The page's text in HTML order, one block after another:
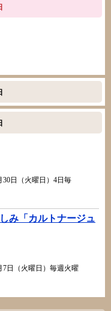
30日（火曜日）4日毎
み「カルトナージュ
7日（火曜日）毎週火曜